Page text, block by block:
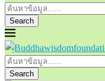
Search
Search